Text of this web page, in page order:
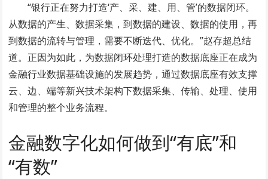
“银行正在努力打造‘产、采、建、用、管’的数据闭环。
从数据的产生、数据采集，到数据的建设、数据的使用，再
到数据的流转与管理，需要不断迭代、优化。”赵存超总结
道。正因为如此，为数据闭环处理打造的数据底座正在成为
金融行业数据基础设施的发展趋势，通过数据底座有效支撑
云、边、端等新兴技术架构下数据采集、传输、处理、使用
和管理的整个业务流程。
金融数字化如何做到“有底”和
“有数”